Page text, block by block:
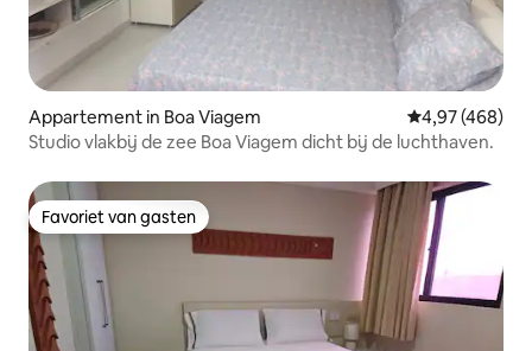
Appartement in Boa Viagem Gemiddelde
4,97 (468)
Studio vlakbij de zee Boa Viagem dicht bij de luchthaven.
Favoriet van gasten
Favoriet van gasten